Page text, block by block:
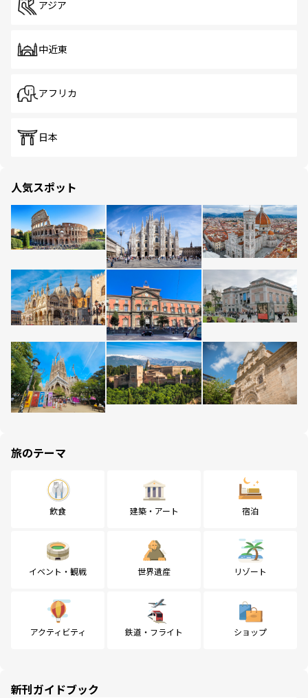
アジア
中近東
アフリカ
日本
人気スポット
旅のテーマ
飲食 建築・アート 宿泊
イベント・観戦 世界遺産 リゾート
アクティビティ 鉄道・フライト ショップ
新刊ガイドブック